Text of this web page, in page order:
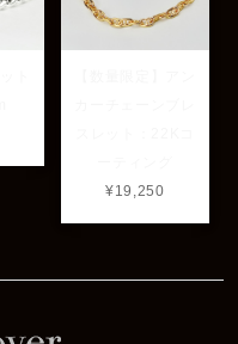
¥19,250